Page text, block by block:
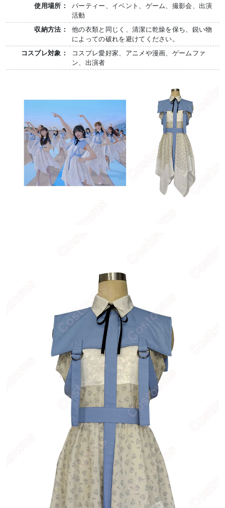
使用場所：
パーティー、イベント、ゲーム、撮影会、出演
活動
収納方法：
他の衣類と同じく、清潔に乾燥を保ち、鋭い物
によっての破れを避けてください。
コスプレ対象：
コスプレ愛好家、アニメや漫画、ゲームファ
ン、出演者